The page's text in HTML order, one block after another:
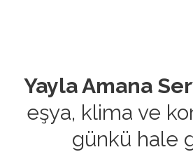
Yayla Amana
eşya, klima ve
günkü hale